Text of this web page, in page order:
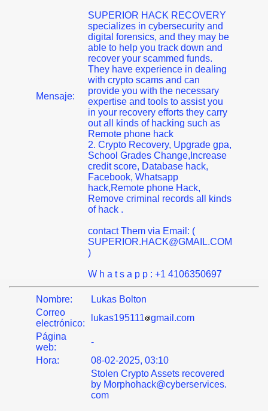
Mensaje:
SUPERIOR HACK RECOVERY
specializes in cybersecurity and
digital forensics, and they may be
able to help you track down and
recover your scammed funds.
They have experience in dealing
with crypto scams and can
provide you with the necessary
expertise and tools to assist you
in your recovery efforts they carry
out all kinds of hacking such as
Remote phone hack
2. Crypto Recovery, Upgrade gpa,
School Grades Change,Increase
credit score, Database hack,
Facebook, Whatsapp
hack,Remote phone Hack,
Remove criminal records all kinds
of hack .
contact Them via Email: (
SUPERIOR.HACK@GMAIL.COM
)
W h a t s a p p : +1 4106350697
Nombre:
Lukas Bolton
Correo
electrónico:
lukas195111
gmail.com
Página
web:
-
Hora:
08-02-2025, 03:10
Stolen Crypto Assets recovered
by Morphohack@cyberservices.
com